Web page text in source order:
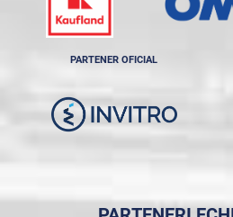
PARTENER OFICIAL